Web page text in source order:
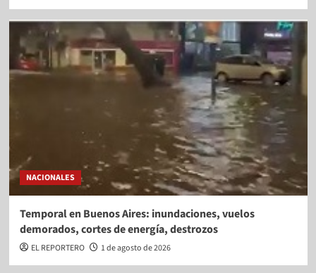
NACIONALES
Temporal en Buenos Aires: inundaciones, vuelos
demorados, cortes de energía, destrozos
EL REPORTERO 1 de agosto de 2026